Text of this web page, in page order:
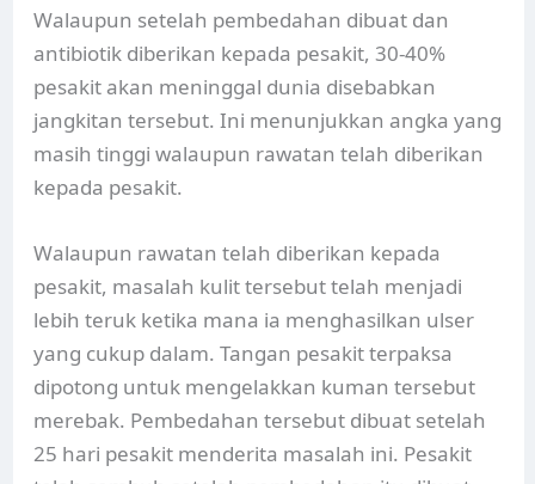
Walaupun setelah pembedahan dibuat dan
antibiotik diberikan kepada pesakit, 30-40%
pesakit akan meninggal dunia disebabkan
jangkitan tersebut. Ini menunjukkan angka yang
masih tinggi walaupun rawatan telah diberikan
kepada pesakit.
Walaupun rawatan telah diberikan kepada
pesakit, masalah kulit tersebut telah menjadi
lebih teruk ketika mana ia menghasilkan ulser
yang cukup dalam. Tangan pesakit terpaksa
dipotong untuk mengelakkan kuman tersebut
merebak. Pembedahan tersebut dibuat setelah
25 hari pesakit menderita masalah ini. Pesakit